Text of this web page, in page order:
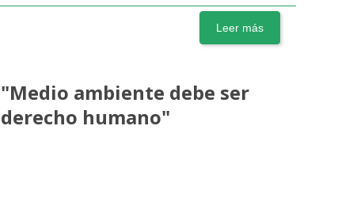
Leer más
"Medio ambiente debe ser
derecho humano"